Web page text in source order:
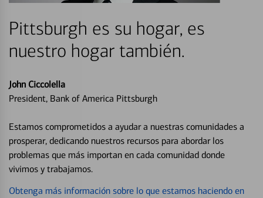
Pittsburgh es su hogar, es
nuestro hogar también.
John Ciccolella
President, Bank of America Pittsburgh
Estamos comprometidos a ayudar a nuestras comunidades a
prosperar, dedicando nuestros recursos para abordar los
problemas que más importan en cada comunidad donde
vivimos y trabajamos.
Obtenga más información sobre lo que estamos haciendo en